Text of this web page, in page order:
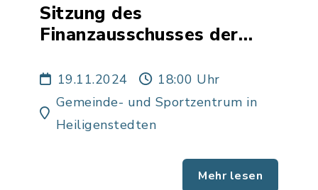
Sitzung des
Finanzausschusses der
19.11.2024
18:00 Uhr
Gemeinde- und Sportzentrum in
Heiligenstedten
Mehr lesen